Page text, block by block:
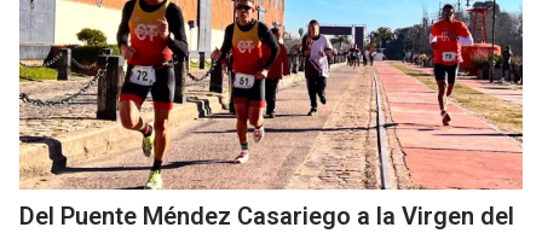
Del Puente Méndez Casariego a la Virgen del